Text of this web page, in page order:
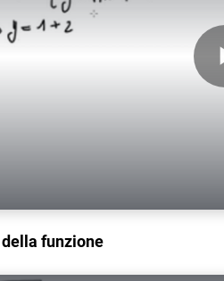
funzione